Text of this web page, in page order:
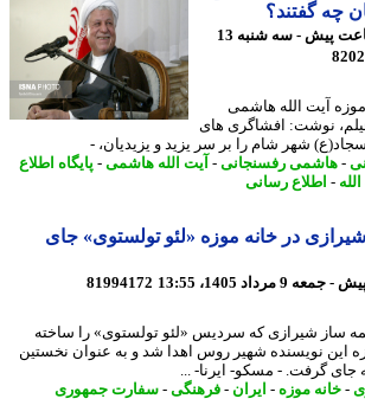
گفتند؟
46 ساعت پیش - سه شنبه 13
آیت الله هاشمی
نوشت: افشاگری های
شهر شام را بر سر یزید و یزیدیان، -
هاشمی رفسنجانی-آیت الله هاشمی-پایگاه اطلاع
اطلاع رسانی
در خانه موزه «لئو تولستوی» جای
81994172
شیرازی که سردیس «لئو تولستوی» را ساخته
نویسنده شهیر روس اهدا شد و به عنوان نخستین
گرفت. - مسکو- ایرنا- ...
موزه-ایران - فرهنگی-سفارت جمهوری